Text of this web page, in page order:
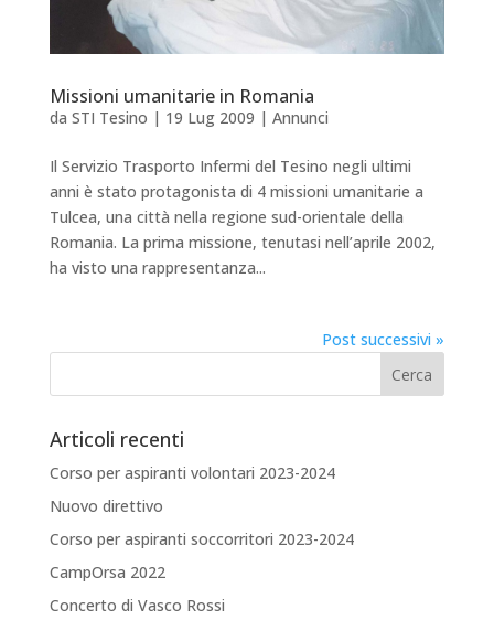
Missioni umanitarie in Romania
da STI Tesino | 19 Lug 2009 | Annunci
Il Servizio Trasporto Infermi del Tesino negli ultimi
anni è stato protagonista di 4 missioni umanitarie a
Tulcea, una città nella regione sud-orientale della
Romania. La prima missione, tenutasi nell’aprile 2002,
ha visto una rappresentanza...
Post successivi »
Articoli recenti
Corso per aspiranti volontari 2023-2024
Nuovo direttivo
Corso per aspiranti soccorritori 2023-2024
CampOrsa 2022
Concerto di Vasco Rossi